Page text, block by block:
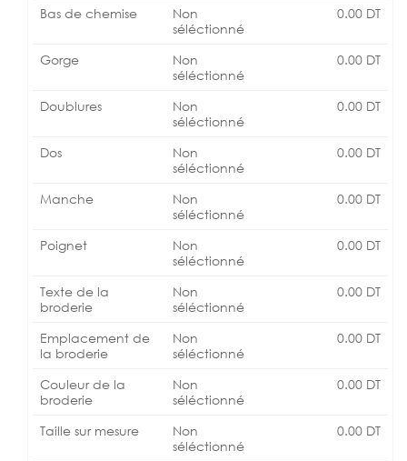
Bas de chemise
Non
séléctionné
0.00 DT
Gorge
Non
séléctionné
0.00 DT
Doublures
Non
séléctionné
0.00 DT
Dos
Non
séléctionné
0.00 DT
Manche
Non
séléctionné
0.00 DT
Poignet
Non
séléctionné
0.00 DT
Texte de la
broderie
Non
séléctionné
0.00 DT
Emplacement de
la broderie
Non
séléctionné
0.00 DT
Couleur de la
broderie
Non
séléctionné
0.00 DT
Taille sur mesure
Non
séléctionné
0.00 DT